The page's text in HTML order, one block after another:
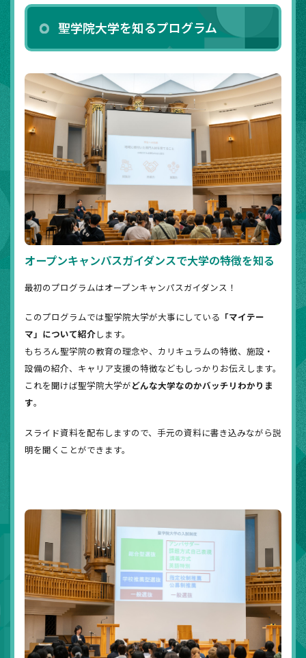
聖学院大学を知るプログラム
オープンキャンパスガイダンスで大学の特徴を知る
最初のプログラムはオープンキャンパスガイダンス！
このプログラムでは聖学院大学が大事にしている 「マイテー
マ」について紹介します。
もちろん聖学院の教育の理念や、カリキュラムの特徴、施設・
設備の紹介、キャリア支援の特徴などもしっかりお伝えします。
これを聞けば聖学院大学がどんな大学なのかバッチリわかりま
す。
スライド資料を配布しますので、手元の資料に書き込みながら説
明を聞くことができます。